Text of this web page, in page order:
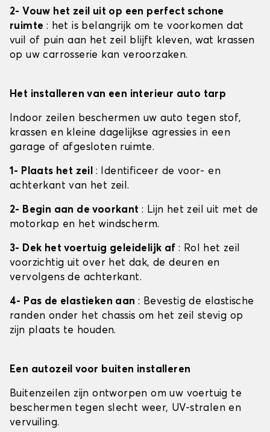
2- Vouw het zeil uit op een perfect schone
ruimte : het is belangrijk om te voorkomen dat
vuil of puin aan het zeil blijft kleven, wat krassen
op uw carrosserie kan veroorzaken.
Het installeren van een interieur auto tarp
Indoor zeilen beschermen uw auto tegen stof,
krassen en kleine dagelijkse agressies in een
garage of afgesloten ruimte.
1- Plaats het zeil : Identificeer de voor- en
achterkant van het zeil.
2- Begin aan de voorkant : Lijn het zeil uit met de
motorkap en het windscherm.
3- Dek het voertuig geleidelijk af : Rol het zeil
voorzichtig uit over het dak, de deuren en
vervolgens de achterkant.
4- Pas de elastieken aan : Bevestig de elastische
randen onder het chassis om het zeil stevig op
zijn plaats te houden.
Een autozeil voor buiten installeren
Buitenzeilen zijn ontworpen om uw voertuig te
beschermen tegen slecht weer, UV-stralen en
vervuiling.